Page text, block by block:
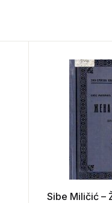
Sibe Miličić –